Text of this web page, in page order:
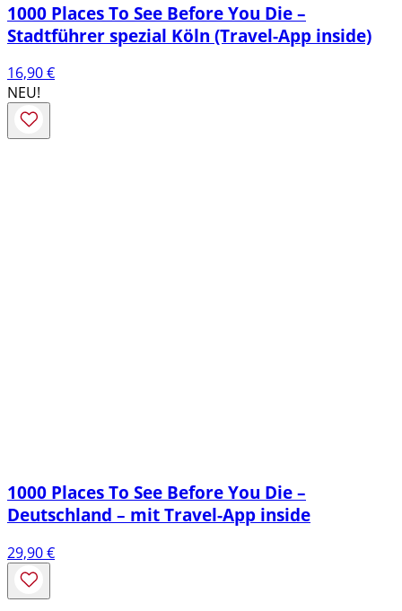
1000 Places To See Before You Die –
Stadtführer spezial Köln (Travel-App inside)
16,90€
NEU!
1000 Places To See Before You Die –
Deutschland – mit Travel-App inside
29,90€